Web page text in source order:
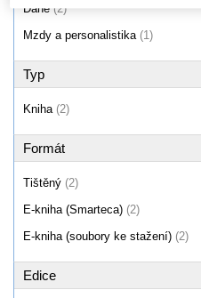
Daně (2)
Mzdy a personalistika (1)
Typ
Kniha (2)
Formát
Tištěný (2)
E-kniha (Smarteca) (2)
E-kniha (soubory ke stažení) (2)
Edice